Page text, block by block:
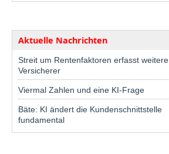
Aktuelle Nachrichten
Streit um Rentenfaktoren erfasst weitere
Versicherer
Viermal Zahlen und eine KI-Frage
Bäte: KI ändert die Kundenschnittstelle
fundamental